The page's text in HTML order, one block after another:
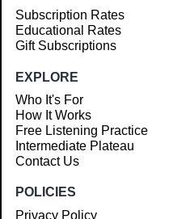
Subscription Rates
Educational Rates
Gift Subscriptions
EXPLORE
Who It's For
How It Works
Free Listening Practice
Intermediate Plateau
Contact Us
POLICIES
Privacy Policy